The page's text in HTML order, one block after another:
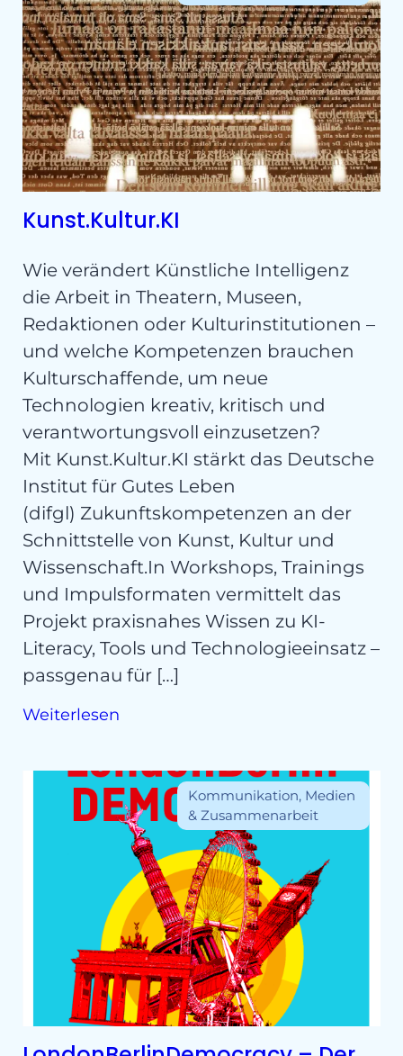
Kunst.Kultur.KI
Wie verändert Künstliche Intelligenz
die Arbeit in Theatern, Museen,
Redaktionen oder Kulturinstitutionen –
und welche Kompetenzen brauchen
Kulturschaffende, um neue
Technologien kreativ, kritisch und
verantwortungsvoll einzusetzen?
Mit Kunst.Kultur.KI stärkt das Deutsche
Institut für Gutes Leben
(difgl) Zukunftskompetenzen an der
Schnittstelle von Kunst, Kultur und
Wissenschaft.In Workshops, Trainings
und Impulsformaten vermittelt das
Projekt praxisnahes Wissen zu KI-
Literacy, Tools und Technologieeinsatz –
passgenau für […]
Weiterlesen
Kommunikation, Medien
& Zusammenarbeit